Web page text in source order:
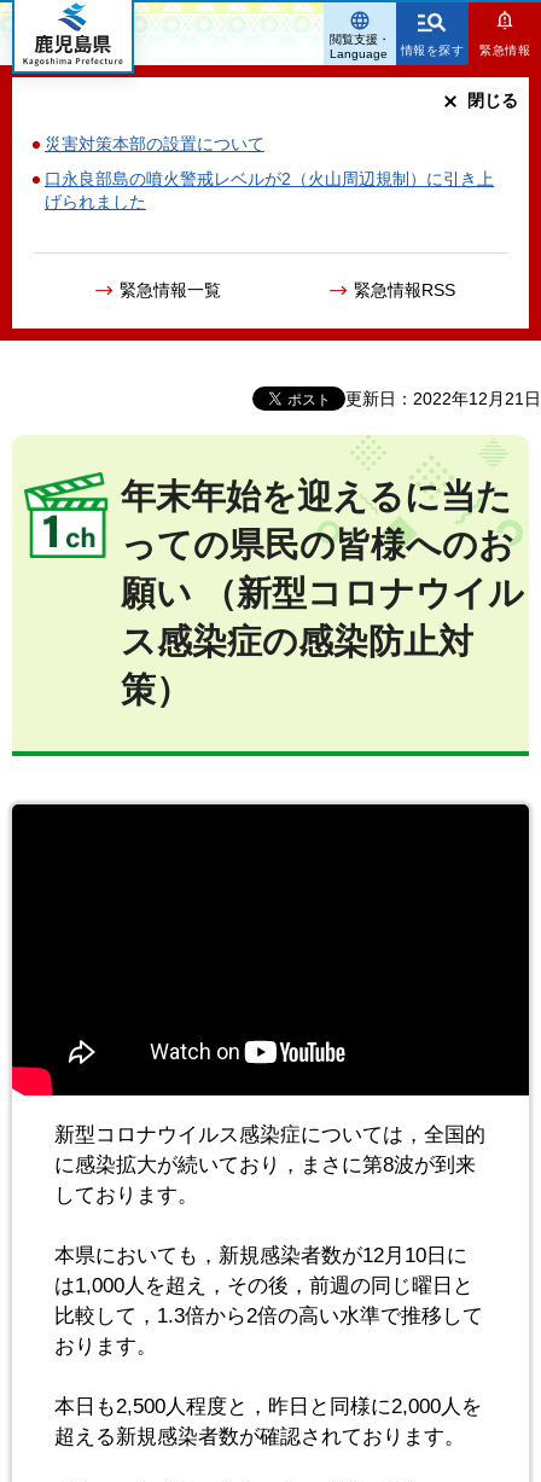
鹿児島県
情報を探す 緊急情報
災害対策本部の設置について
口永良部島の噴火警戒レベルが2（火山周辺規制）に引き上
げられました
緊急情報一覧 緊急情報RSS
閉じる
閲覧支援・
Language
更新日：2022年12月21日
年末年始を迎えるに当た
っての県民の皆様へのお
願い （新型コロナウイル
ス感染症の感染防止対
策）
新型コロナウイルス感染症については，全国的
に感染拡大が続いており，まさに第8波が到来
しております。
本県においても，新規感染者数が12月10日に
は1,000人を超え，その後，前週の同じ曜日と
比較して，1.3倍から2倍の高い水準で推移して
おります。
本日も2,500人程度と，昨日と同様に2,000人を
超える新規感染者数が確認されております。